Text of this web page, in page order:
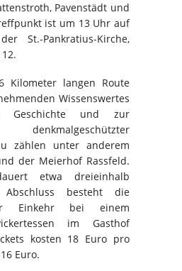
Pavenstädt und
ist um 13 Uhr auf
St.-Pankratius-Kirche,
langen Route
Wissenswertes
Geschichte und zur
zählen unter anderem
der Meierhof Rassfeld.
etwa dreieinhalb
besteht die
Einkehr bei einem
im Gasthof
kosten 18 Euro pro
Euro.